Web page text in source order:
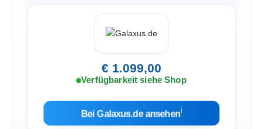
€ 1.099,00
Verfügbarkeit siehe Shop
Bei Galaxus.de ansehenℹ︎